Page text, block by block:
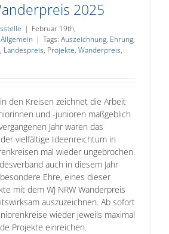
2025
| Februar 19th,
Allgemein | Tags: Auszeichnung, Ehrung,
, Landespreis, Projekte, Wanderpreis,
den Kreisen zeichnet die Arbeit
und -junioren maßgeblich
Jahr waren das
vielfältige Ideenreichtum in
mal wieder ungebrochen.
auch in diesem Jahr
Ehre, eines dieser
mit dem WJ NRW Wanderpreis
auszuzeichnen. Ab sofort
wieder jeweils maximal
Projekte einreichen.